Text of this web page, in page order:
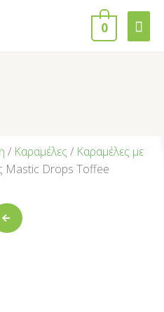
0
/ Καραμέλες / Καραμέλες με
Mastic Drops Toffee